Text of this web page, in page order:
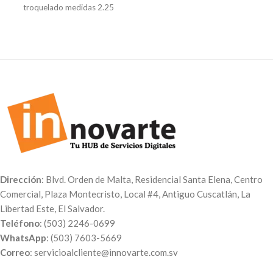
troquelado medidas 2.25
Dirección: Blvd. Orden de Malta, Residencial Santa Elena, Centro
Comercial, Plaza Montecristo, Local #4, Antiguo Cuscatlán, La
Libertad Este, El Salvador.
Teléfono: (503) 2246-0699
WhatsApp: (503) 7603-5669
Correo: servicioalcliente@innovarte.com.sv